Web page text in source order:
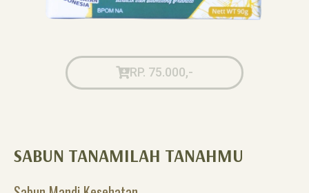
RP. 75.000,-
SABUN TANAMILAH TANAHMU